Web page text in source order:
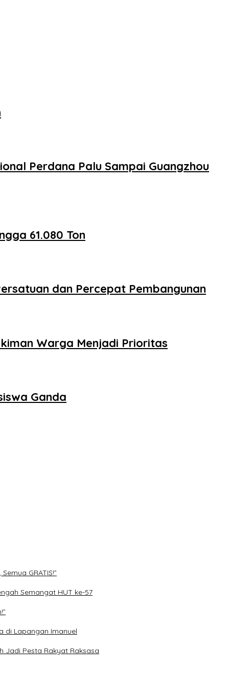
Perdana Palu Sampai Guangzhou
61.080 Ton
dan Percepat Pembangunan
Warga Menjadi Prioritas
Ganda
GRATIS!”
Semangat HUT ke-57
di Lapangan Imanuel
Jadi Pesta Rakyat Raksasa